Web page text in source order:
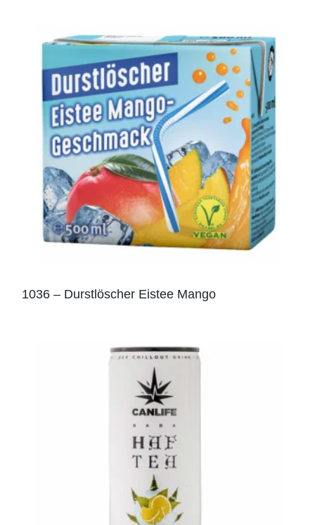
1036 – Durstlöscher Eistee Mango